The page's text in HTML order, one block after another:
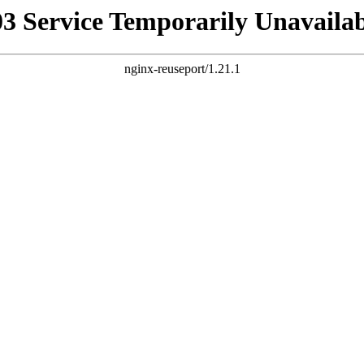
Service Temporarily
nginx-reuseport/1.21.1